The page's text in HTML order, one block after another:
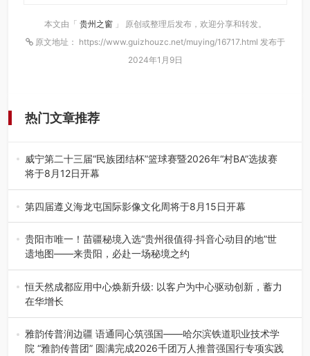
本文由「 贵州之窗 」 原创或整理后发布，欢迎分享和转发。
原文地址： https://www.guizhouzc.net/muying/16717.html 发布于
2024年1月9日
热门文章推荐
威宁第二十三届“民族团结杯”篮球赛暨2026年“村BA”选拔赛
将于8月12日开幕
8月7日，威宁彝族回族苗族自治县第二十三届“民族团结
杯”篮球赛暨2026年“村B…
第四届遵义海龙屯国际影像文化周将于8月15日开幕
8月7日，第四届遵义海龙屯国际影像文化周媒体通气会在世
界文化遗产地海龙屯核心景区…
贵阳市唯一！苗疆秘境入选“贵州很值得·抖音心动目的地”世
遗地图——来贵阳，必赴一场秘境之约
2026年7月21日，2026年“贵州很值得”暨抖音“心动目的
地”（贵州站）主题…
恒天然成都应用中心焕新升级: 以客户为中心驱动创新，蓄力
在华增长
融合全球研发实力与本土洞察，深化客户共创，赋能西南市
场创新发展 （7月27日，成…
雅韵传普润边疆 语通同心筑强国——哈尔滨铁道职业技术学
院 “雅韵传普团” 圆满完成2026千团万人推普强国行专项实践